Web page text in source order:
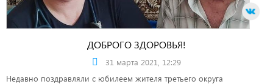
ДОБРОГО ЗДОРОВЬЯ!
31 марта 2021, 12:29
Недавно поздравляли с юбилеем жителя третьего округа